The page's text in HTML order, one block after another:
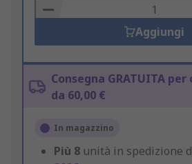
Basket
Aggiungi
Consegna GRATUITA
da 60,00 €
In magazzino
Più 8 unità in spedizione